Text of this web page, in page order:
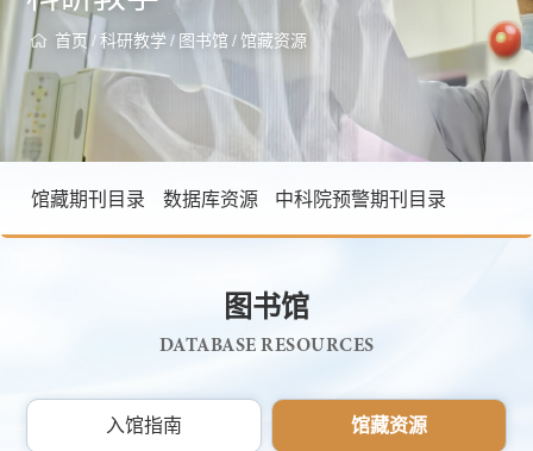
首页 / 科研教学 / 图书馆 / 馆藏资源
馆藏期刊目录 数据库资源 中科院预警期刊目录
图书馆
DATABASE RESOURCES
入馆指南 馆藏资源